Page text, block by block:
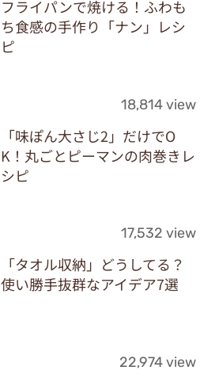
フライパンで焼ける！ふわも
ち食感の手作り「ナン」レシ
ピ
18,814 view
「味ぽん大さじ2」だけでO
K！丸ごとピーマンの肉巻きレ
シピ
17,532 view
「タオル収納」どうしてる？
使い勝手抜群なアイデア7選
22,974 view